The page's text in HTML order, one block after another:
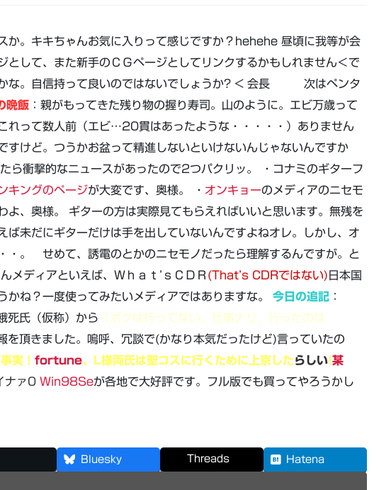
か。キキちゃんお気に入りって感じですか？hehehe 昼頃に我等が会
として、また新手のＣＧページとしてリンクするかもしれません＜で
な。自信持って良いのではないでしょうか? < 会長 次はペンタ
晩飯 ：親がもってきた残り物の握り寿司。山のように。エビ万歳って
れって数人前（エビ…20貫はあったような・・・・・）ありません
すけど。つうかお盆って精進しないといけないんじゃないんですか
ら衝撃的なニュースがあったので2つパクリッ。 ・コナミのギターフ
キングのページが大変です、奥様。 ・ オンキョーのメディアのニセモ
よ、奥様。 ギターの方は実際見てもらえればいいと思います。無残を
ば未だにギターだけは手を出していないんですよねオレ。しかし、オ
・。 せめて、誘電のとかのニセモノだったら理解するんですが。と
メディアといえば、Ｗｈａｔ’ｓＣＤＲ (That’s CDRではない) 日本国
かね？一度使ってみたいメディアではありますな。 今日の追記 ：
死氏（仮称）から 「ポクは行ってない。仕事ナリ。行ったのは
を頂きました。嗚呼、冗談で(かなり本気だったけど)言っていたの
実！ fortune、L様両氏は聖コスに行くために上京したらしい!某
ナァ0 Win98Seが各地で大好評です。フル版でも買ってやろうかし
Bluesky Threads Hatena